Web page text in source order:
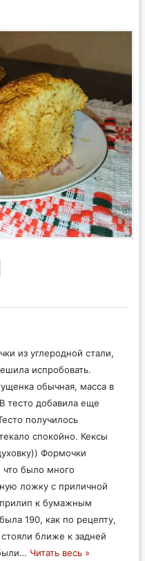
из углеродной стали,
испробовать.
обычная, масса в
тесто добавила еще
получилось
спокойно. Кексы
Формочки
что было много
ложку с приличной
к бумажным
190, как по рецепту,
ближе к задней
… Читать весь »